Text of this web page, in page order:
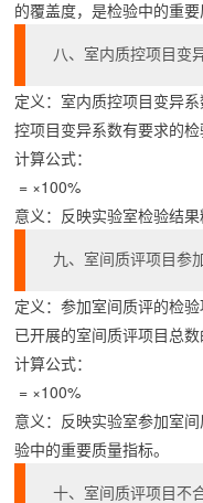
的覆盖度，是检验中的重要
八、室内质控项目变
定义：室内质控项目变异
控项目变异系数有要求的检
计算公式：
= ×100%
意义：反映实验室检验结
九、室间质评项目参
定义：参加室间质评的检
已开展的室间质评项目总数
计算公式：
= ×100%
意义：反映实验室参加室
验中的重要质量指标。
十、室间质评项目不